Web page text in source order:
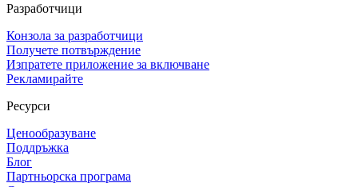
Разработчици
Конзола за разработчици
Получете потвърждение
Изпратете приложение за включване
Рекламирайте
Ресурси
Ценообразуване
Поддръжка
Блог
Партньорска програма